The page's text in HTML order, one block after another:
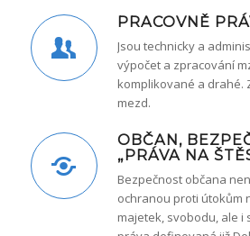
PRACOVNĚ
Jsou technicky a
výpočet a zpracování
komplikované a drahé.
mezd.
OBČAN,
„PRÁVA NA
Bezpečnost občana
ochranou proti útokům
majetek, svobodu, ale i